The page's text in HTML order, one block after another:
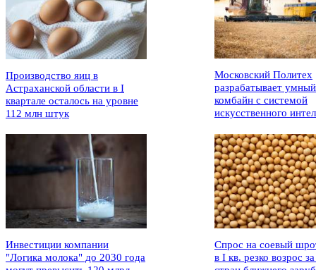
Производство яиц в
Астраханской области в I
квартале осталось на уровне
112 млн штук
Московский Политех
разрабатывает умный
комбайн с системой
искусственного
Инвестиции компании
"Логика молока" до 2030 года
Спрос на соевый
в I кв. резко возрос